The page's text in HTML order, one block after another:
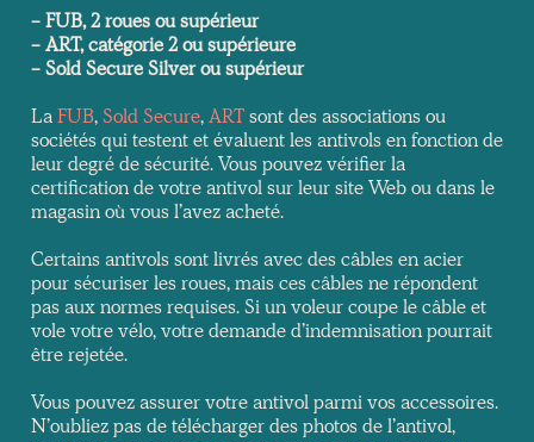
- FUB, 2 roues ou supérieur
- ART, catégorie 2 ou supérieure
- Sold Secure Silver ou supérieur
LaFUB,Sold Secure,ARTsont des associations ou
sociétés qui testent et évaluent les antivols en fonction de
leur degré de sécurité. Vous pouvez vérifier la
certification de votre antivol sur leur site Web ou dans le
magasin où vous l’avez acheté.
Certains antivols sont livrés avec des câbles en acier
pour sécuriser les roues, mais ces câbles ne répondent
pas aux normes requises. Si un voleur coupe le câble et
vole votre vélo, votre demande d’indemnisation pourrait
être rejetée.
Vous pouvez assurer votre antivol parmi vos accessoires.
N’oubliez pas de télécharger des photos de l’antivol,